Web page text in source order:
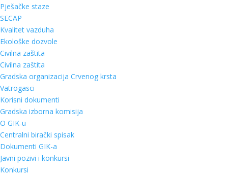
Pješačke staze
SECAP
Kvalitet vazduha
Ekološke dozvole
Civilna zaštita
Civilna zaštita
Gradska organizacija Crvenog krsta
Vatrogasci
Korisni dokumenti
Gradska izborna komisija
O GIK-u
Centralni birački spisak
Dokumenti GIK-a
Javni pozivi i konkursi
Konkursi